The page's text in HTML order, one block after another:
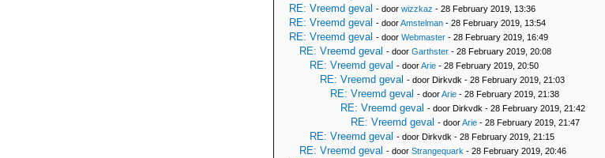
RE: Vreemd geval - door wizzkaz - 28 February 2019, 13:36
RE: Vreemd geval - doorAmstelman - 28 February 2019, 13:54
RE: Vreemd geval - door Webmaster - 28 February 2019, 16:49
RE: Vreemd geval - door Garthster - 28 February 2019, 20:08
RE: Vreemd geval - doorArie - 28 February 2019, 20:50
RE: Vreemd geval - door Dirkvdk - 28 February 2019, 21:03
RE: Vreemd geval - doorArie - 28 February 2019, 21:38
RE: Vreemd geval - door Dirkvdk - 28 February 2019, 21:42
RE: Vreemd geval - doorArie - 28 February 2019, 21:47
RE: Vreemd geval - door Dirkvdk - 28 February 2019, 21:15
RE: Vreemd geval - door Strangequark - 28 February 2019, 20:46